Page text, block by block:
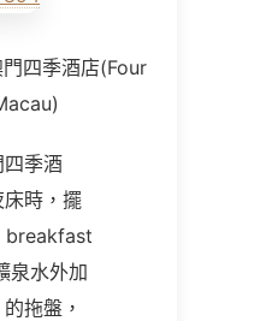
四季酒店(Four
季酒
時，擺
breakfast
泉水外加
的拖盤，